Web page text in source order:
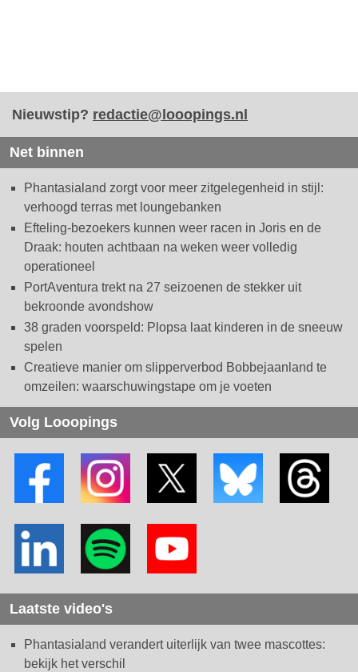
Nieuwstip? redactie@looopings.nl
Net binnen
Phantasialand zorgt voor meer zitgelegenheid in stijl:
verhoogd terras met loungebanken
Efteling-bezoekers kunnen weer racen in Joris en de
Draak: houten achtbaan na weken weer volledig
operationeel
PortAventura trekt na 27 seizoenen de stekker uit
bekroonde avondshow
38 graden voorspeld: Plopsa laat kinderen in de sneeuw
spelen
Creatieve manier om slipperverbod Bobbejaanland te
omzeilen: waarschuwingstape om je voeten
Volg Looopings
Laatste video's
Phantasialand verandert uiterlijk van twee mascottes:
bekijk het verschil